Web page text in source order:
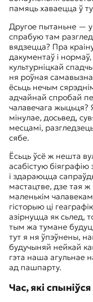
о
т
е
к
с
т
е
памяць хаваецца ў
Другое пытаньне — у
спрабую там
вядзецца? Пра
дакументаў і
культурніцкай
ня роўная
ёсьць нечым
адчайнай спробай
чалавечага жыцьця?
мінулае, досьвед,
месцамі,
сябе.
Ёсьць ўсё ж нешта
асабістую
і здараюцца
мастацтве, дзе тая
маленькім
гісторыю ці
азірнуцца як сьлед,
тым жа тумане
тут я ня ўпэўнены,
будучыняй нейкай
гэта наша агульнае
ад пашпарту.
Час, які спыніўся